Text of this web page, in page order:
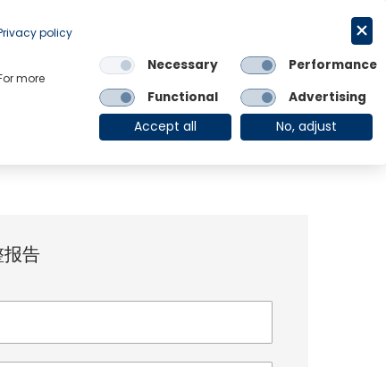
OE Group Client Login
告
policy
more
Necessary
Performance
Functional
Advertising
Accept all
No, adjust